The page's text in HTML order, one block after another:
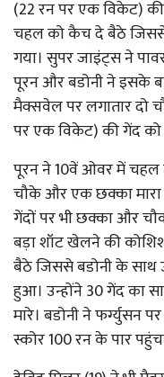
(22 रन पर एक विकेट)
चहल को कैच दे बैठे जिससे
गया। सुपर जाइंट्स ने
पूरन और बडोनी ने इसके
मैक्सवेल पर लगातार दो
पर एक विकेट) की गेंद को
पूरन ने 10वें ओवर में चहल
चौके और एक छक्का मारा
गेंदों पर भी छक्का और
बड़ा शॉट खेलने की
बैठे जिससे बडोनी के साथ
हुआ। उन्होंने 30 गेंद का
मारे। बडोनी ने फर्ग्युसन
स्कोर 100 रन के पार